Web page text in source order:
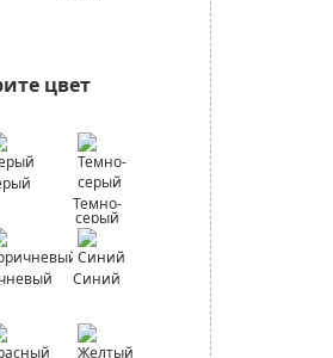
цвет
Темно-
серый
Синий